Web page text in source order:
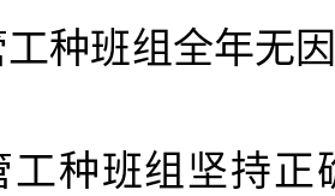
种班组全年无
工种班组坚持正